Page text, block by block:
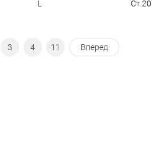
L Ст.20
3 4 11 Вперед